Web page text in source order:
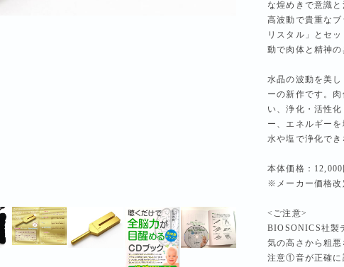
な煌めきで意識
高波動で貴重な
リスタル」とセ
動で肉体と精神の
水晶の波動を美
ーの新作です。
い、浄化・活性
ー、エネルギー
水や塩で浄化で
本体価格：12,000
※メーカー価格改
<ご注意>
BIOSONICS社製
気の高さから粗
注意①音が正確に